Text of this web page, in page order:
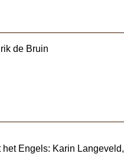
de Bruin
Engels: Karin Langeveld,